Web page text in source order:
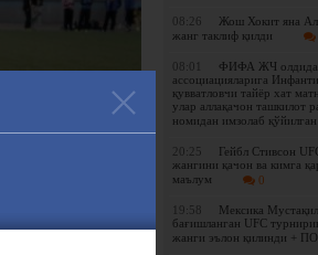
08:26
Жош Хокит яна
жанг таклиф қилди
08:01
ФИФА ЖЧ
ассоциацияларига
қувватловчи тайёр хат
улар аллақачон ташкилот
номидан имзолаб қўйилган
20:25
Гейбл Стивсон
жангини қачон ва кимга
маълум
0
19:58
Мексика
бағишланган UFC
жанги эълон қилинди +